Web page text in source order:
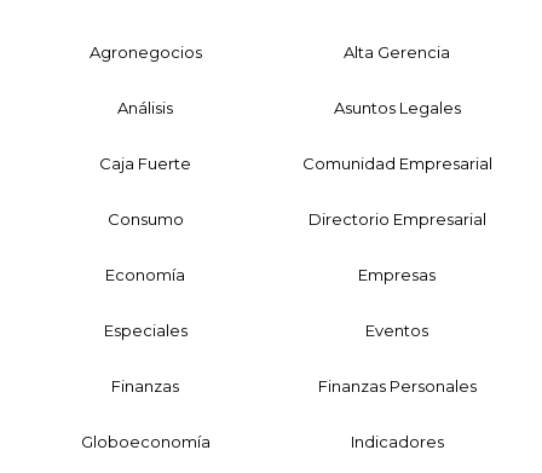
Agronegocios Alta Gerencia
Análisis Asuntos Legales
Caja Fuerte Comunidad Empresarial
Consumo Directorio Empresarial
Economía Empresas
Especiales Eventos
Finanzas Finanzas Personales
Globoeconomía Indicadores